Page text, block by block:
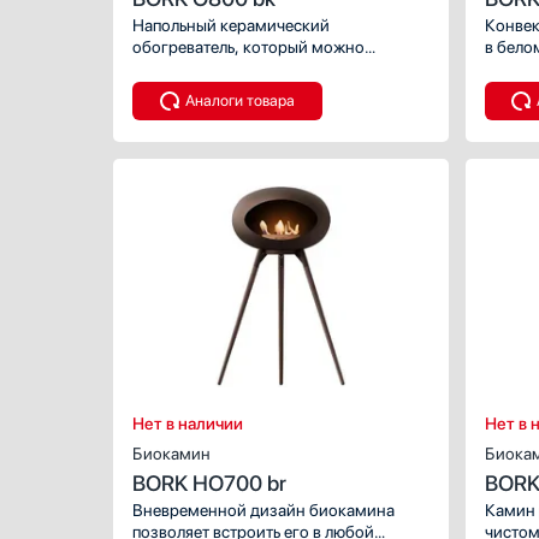
Кофемашины
Кофемолки
Кухонные комбайны
Массажеры и спорт. инвентарь
Микроволновые печи
Мойки
Мультиварки
Мясорубки
Наушники
Очистители воздуха
Пароварки
Паровые шкафы для одежды
Посуда
Посудомоечные машины
Проф. аксессуары
Напольный керамический
обогреватель, который можно
Аналоги товара
в
Нет в наличии
Биокамин
BORK HO700 br
Вневременной дизайн биокамина
позволяет встроить его в любой
Нет в
Камин